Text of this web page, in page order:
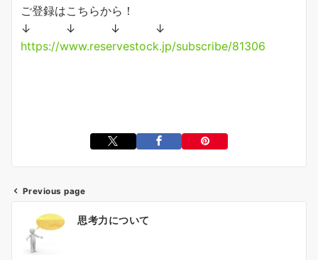
ご登録はこちらから！
↓ ↓ ↓ ↓
https://www.reservestock.jp/subscribe/81306
Previous page
思考力について